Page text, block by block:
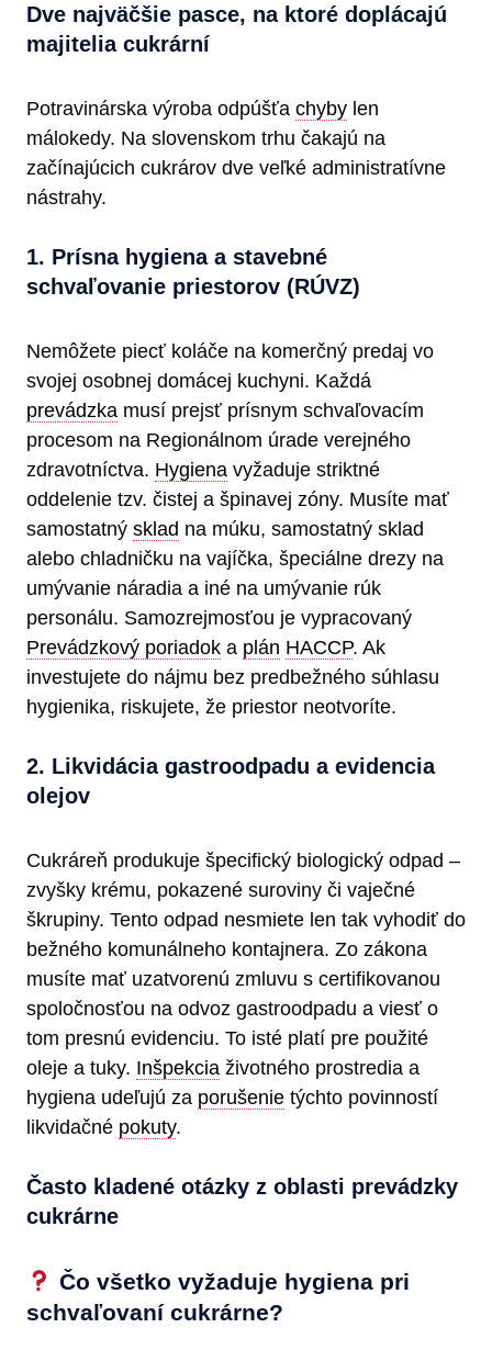
Dve najväčšie pasce, na ktoré doplácajú
majitelia cukrární
Potravinárska výroba odpúšťa chyby len
málokedy. Na slovenskom trhu čakajú na
začínajúcich cukrárov dve veľké administratívne
nástrahy.
1. Prísna hygiena a stavebné
schvaľovanie priestorov (RÚVZ)
Nemôžete piecť koláče na komerčný predaj vo
svojej osobnej domácej kuchyni. Každá
prevádzka musí prejsť prísnym schvaľovacím
procesom na Regionálnom úrade verejného
zdravotníctva. Hygiena vyžaduje striktné
oddelenie tzv. čistej a špinavej zóny. Musíte mať
samostatný sklad na múku, samostatný sklad
alebo chladničku na vajíčka, špeciálne drezy na
umývanie náradia a iné na umývanie rúk
personálu. Samozrejmosťou je vypracovaný
Prevádzkový poriadok a plán HACCP. Ak
investujete do nájmu bez predbežného súhlasu
hygienika, riskujete, že priestor neotvoríte.
2. Likvidácia gastroodpadu a evidencia
olejov
Cukráreň produkuje špecifický biologický odpad –
zvyšky krému, pokazené suroviny či vaječné
škrupiny. Tento odpad nesmiete len tak vyhodiť do
bežného komunálneho kontajnera. Zo zákona
musíte mať uzatvorenú zmluvu s certifikovanou
spoločnosťou na odvoz gastroodpadu a viesť o
tom presnú evidenciu. To isté platí pre použité
oleje a tuky. Inšpekcia životného prostredia a
hygiena udeľujú za porušenie týchto povinností
likvidačné pokuty.
Často kladené otázky z oblasti prevádzky
cukrárne
Čo všetko vyžaduje hygiena pri
schvaľovaní cukrárne?